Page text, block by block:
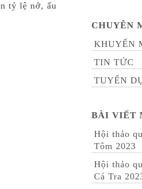
tỷ lệ nở, ấu
CHUYÊN
KHUYẾN
TIN TỨC
TUYỂN
BÀI VIẾT
Hội thảo
Tôm 2023
Hội thảo
Cá Tra